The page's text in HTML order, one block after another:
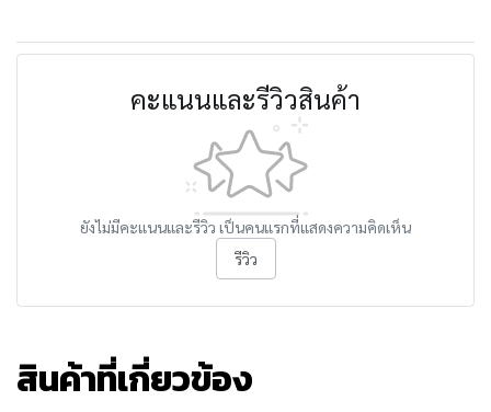
คะแนนและรีวิวสินค้า
ยังไม่มีคะแนนและรีวิว เป็นคนแรกที่แสดงความคิดเห็น
รีวิว
สินค้าที่เกี่ยวข้อง